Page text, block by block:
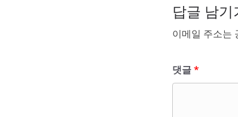
답글 남기
이메일 주소는
댓글*